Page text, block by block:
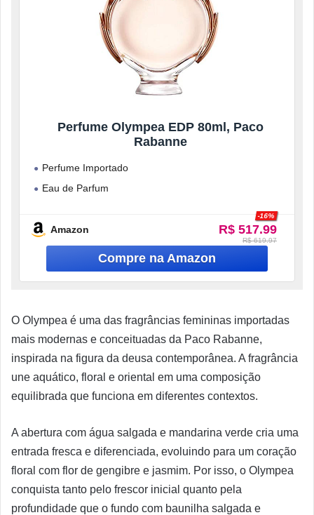
Perfume Olympea EDP 80ml, Paco
Rabanne
Perfume Importado
Eau de Parfum
Perfume Importado
Amazon R$ 517.99
-16%
R$ 619.97
O Olympea é uma das fragrâncias femininas importadas
mais modernas e conceituadas da Paco Rabanne,
inspirada na figura da deusa contemporânea. A fragrância
une aquático, floral e oriental em uma composição
equilibrada que funciona em diferentes contextos.
A abertura com água salgada e mandarina verde cria uma
entrada fresca e diferenciada, evoluindo para um coração
floral com flor de gengibre e jasmim. Por isso, o Olympea
conquista tanto pelo frescor inicial quanto pela
profundidade que o fundo com baunilha salgada e